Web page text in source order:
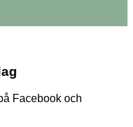
Facebook och